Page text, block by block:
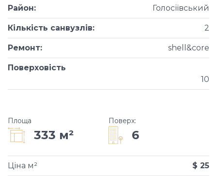
Район: Голосіївський
Кількість санвузлів: 2
Ремонт: shell&core
Поверховість
10
Площа
333 м²
Поверх:
6
Ціна м² $ 25